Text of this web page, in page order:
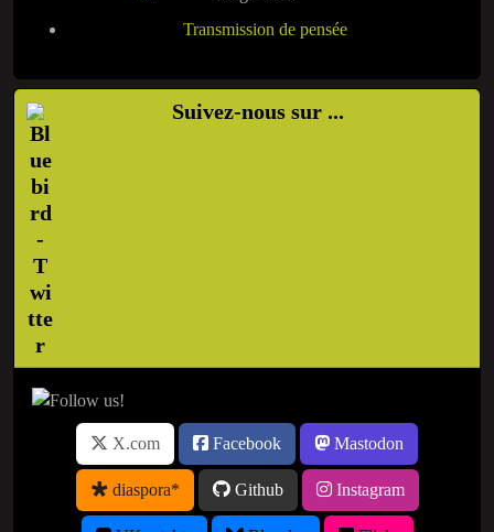
Transmission de pensée
Suivez-nous sur ...
X.com Facebook Mastodon
diaspora* Github Instagram